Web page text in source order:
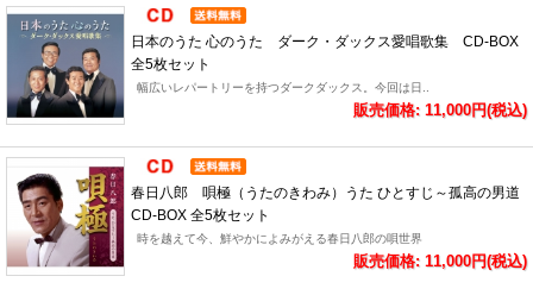
日本のうた 心のうた ダーク・ダックス愛唱歌集 CD-BOX
全5枚セット
幅広いレパートリーを持つダークダックス。今回は日..
販売価格: 11,000円(税込)
春日八郎 唄極（うたのきわみ）うた ひとすじ～孤高の男道
CD-BOX 全5枚セット
時を越えて今、鮮やかによみがえる春日八郎の唄世界
販売価格: 11,000円(税込)